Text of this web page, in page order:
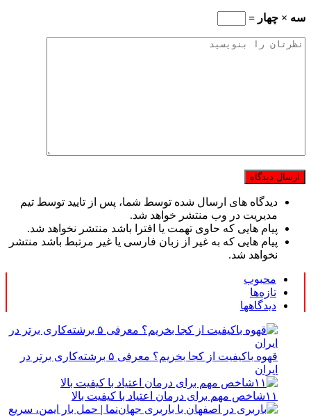
سه × چهار =
دیدگاه های ارسال شده توسط شما، پس از تایید توسط تیم
مدیریت در وب منتشر خواهد شد.
پیام هایی که حاوی تهمت یا افترا باشد منتشر نخواهد شد.
پیام هایی که به غیر از زبان فارسی یا غیر مرتبط باشد منتشر
نخواهد شد.
محبوب
تازه‌ها
دیدگاهها
قهوه باکیفیت از کجا بخریم؟ معرفی ۵ برشته‌کاری برتر در
ایران
۱۱شاخص مهم برای درمان اعتیاد با کیفیت بالا